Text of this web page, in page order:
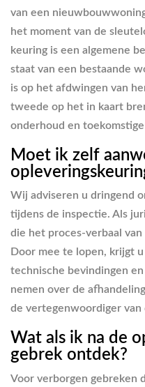
van een
het moment van de
keuring is een algemene
staat van een bestaande
is op het afdwingen van
tweede op het in kaart
onderhoud en
Moet ik zelf
Wij adviseren u dringend
tijdens de inspectie. Als
die het proces-verbaal
Door mee te lopen, krijgt
technische bevindingen
nemen over de
de vertegenwoordiger van
Wat als ik na de
gebrek ontdek?
Voor verborgen gebreken